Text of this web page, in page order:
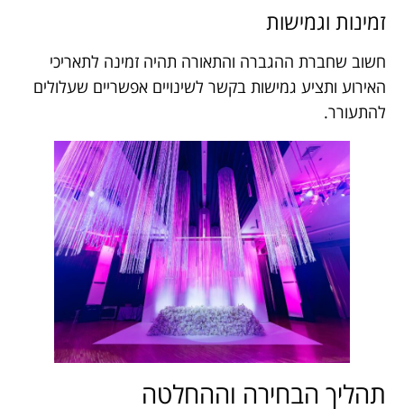
זמינות וגמישות
חשוב שחברת ההגברה והתאורה תהיה זמינה לתאריכי
האירוע ותציע גמישות בקשר לשינויים אפשריים שעלולים
להתעורר.
תהליך הבחירה וההחלטה